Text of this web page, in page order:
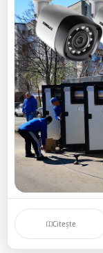
Citește